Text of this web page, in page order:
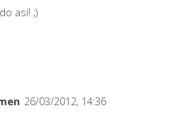
así! ;)
26/03/2012, 14:36